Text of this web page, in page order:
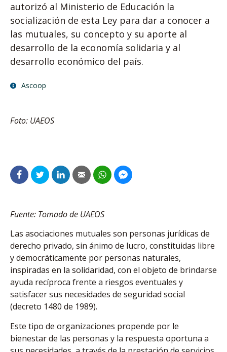
autorizó al Ministerio de Educación la
socialización de esta Ley para dar a conocer a
las mutuales, su concepto y su aporte al
desarrollo de la economía solidaria y al
desarrollo económico del país.
Ascoop
Foto: UAEOS
Fuente: Tomado de UAEOS
Las asociaciones mutuales son personas jurídicas de
derecho privado, sin ánimo de lucro, constituidas libre
y democráticamente por personas naturales,
inspiradas en la solidaridad, con el objeto de brindarse
ayuda recíproca frente a riesgos eventuales y
satisfacer sus necesidades de seguridad social
(decreto 1480 de 1989).
Este tipo de organizaciones propende por le
bienestar de las personas y la respuesta oportuna a